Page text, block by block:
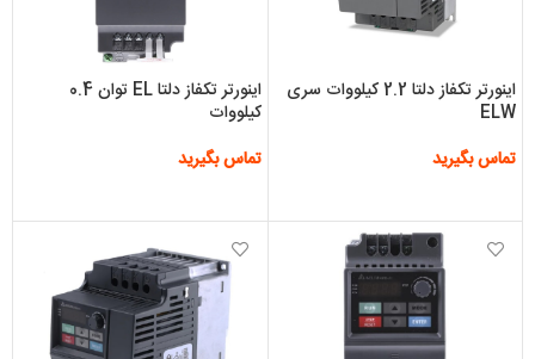
اینورتر تکفاز دلتا 2.2 کیلووات سری
ELW
تماس بگیرید
اینورتر تکفاز دلتا EL توان 0.4
کیلووات
تماس بگیرید